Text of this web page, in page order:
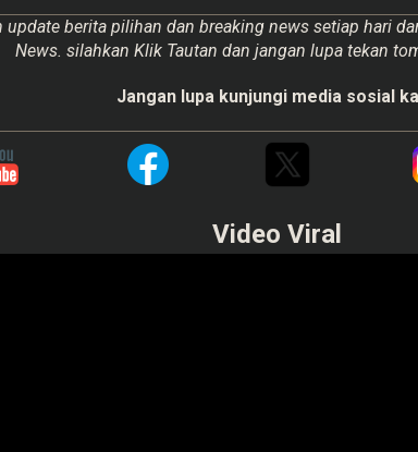
update berita pilihan dan breaking news setiap hari
News. silahkan Klik Tautan dan jangan lupa tekan
Jangan lupa kunjungi media sosial
Video Viral